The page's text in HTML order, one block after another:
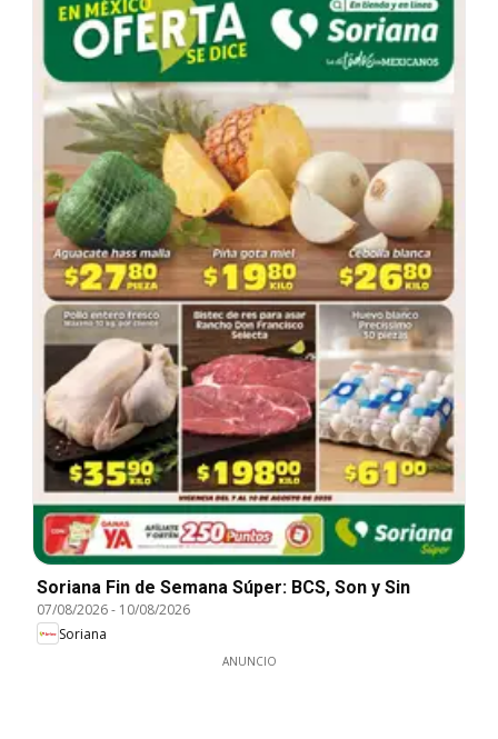
Soriana Fin de Semana Súper: BCS, Son y Sin
07/08/2026- 10/08/2026
Soriana
ANUNCIO